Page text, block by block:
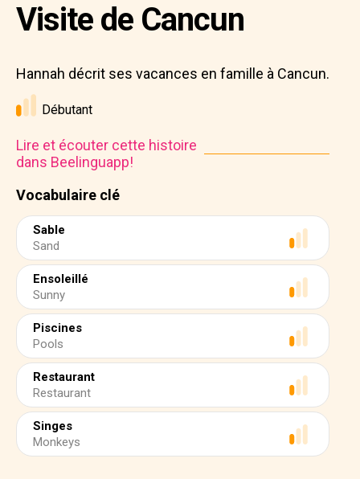
Vocabulaire clé
Sable
Sand
Ensoleillé
Sunny
Piscines
Pools
Restaurant
Restaurant
Singes
Monkeys
Visite de Cancun
Hannah décrit ses vacances en famille à Cancun.
Débutant
Lire et écouter cette histoire
dans Beelinguapp!